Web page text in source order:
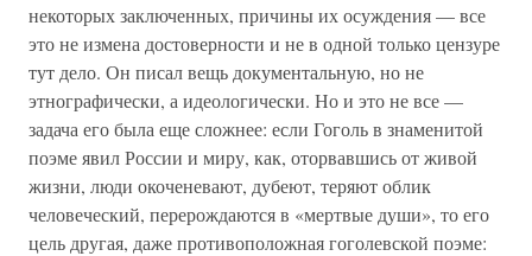
некоторых заключенных, причины их осуждения — все
это не измена достоверности и не в одной только цензуре
тут дело. Он писал вещь документальную, но не
этнографически, а идеологически. Но и это не все —
задача его была еще сложнее: если Гоголь в знаменитой
поэме явил России и миру, как, оторвавшись от живой
жизни, люди окоченевают, дубеют, теряют облик
человеческий, перерождаются в «мертвые души», то его
цель другая, даже противоположная гоголевской поэме: